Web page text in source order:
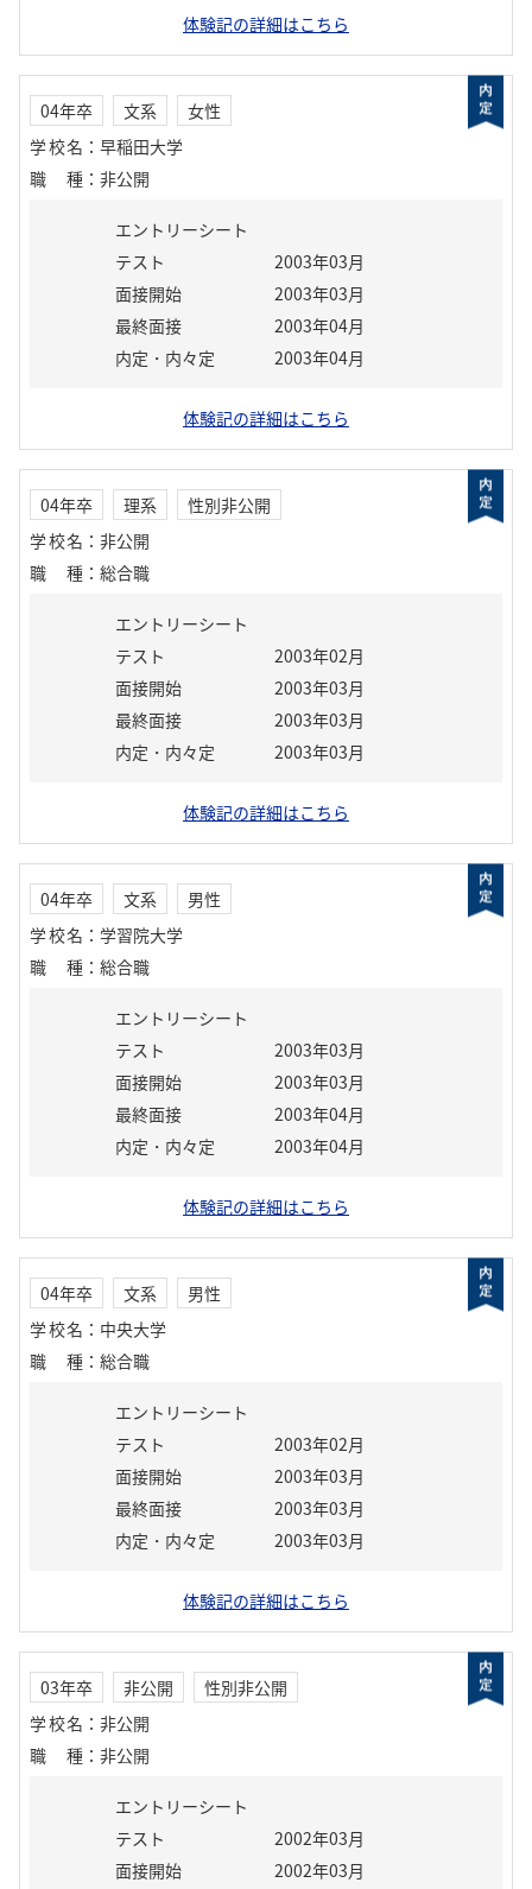
体験記の詳細はこちら
04年卒 文系
女性
学校名 ： 早稲田大学
職種 ： 非公開
エントリーシート
テスト
2003年03月
面接開始
2003年03月
最終面接
2003年04月
内定・内々定
2003年04月
体験記の詳細はこちら
04年卒 理系
性別非公開
学校名 ： 非公開
職種 ： 総合職
エントリーシート
テスト
2003年02月
面接開始
2003年03月
最終面接
2003年03月
内定・内々定
2003年03月
体験記の詳細はこちら
04年卒 文系
男性
学校名 ： 学習院大学
職種 ： 総合職
エントリーシート
テスト
2003年03月
面接開始
2003年03月
最終面接
2003年04月
内定・内々定
2003年04月
体験記の詳細はこちら
04年卒 文系
男性
学校名 ： 中央大学
職種 ： 総合職
エントリーシート
テスト
2003年02月
面接開始
2003年03月
最終面接
2003年03月
内定・内々定
2003年03月
体験記の詳細はこちら
03年卒 非公開
性別非公開
学校名 ： 非公開
職種 ： 非公開
エントリーシート
テスト
2002年03月
面接開始
2002年03月